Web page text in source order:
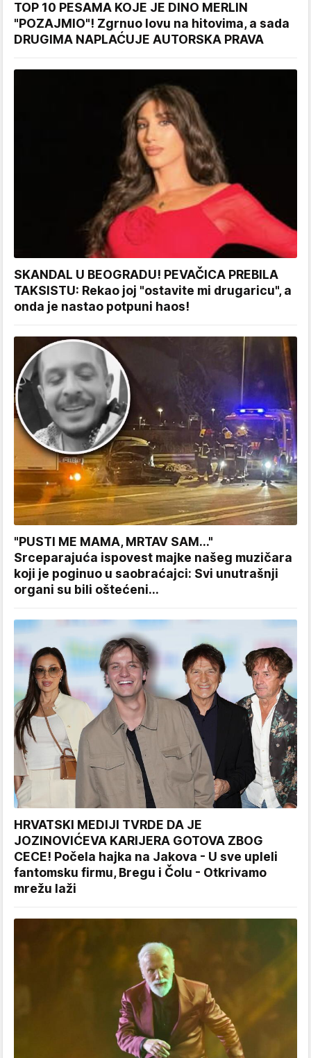
TOP 10 PESAMA KOJE JE DINO MERLIN
"POZAJMIO"! Zgrnuo lovu na hitovima, a sada
DRUGIMA NAPLAĆUJE AUTORSKA PRAVA
SKANDAL U BEOGRADU! PEVAČICA PREBILA
TAKSISTU: Rekao joj "ostavite mi drugaricu", a
onda je nastao potpuni haos!
"PUSTI ME MAMA, MRTAV SAM..."
Srceparajuća ispovest majke našeg muzičara
koji je poginuo u saobraćajci: Svi unutrašnji
organi su bili oštećeni...
HRVATSKI MEDIJI TVRDE DA JE
JOZINOVIĆEVA KARIJERA GOTOVA ZBOG
CECE! Počela hajka na Jakova - U sve upleli
fantomsku firmu, Bregu i Čolu - Otkrivamo
mrežu laži